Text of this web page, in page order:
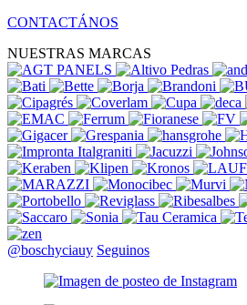
CONTACTÁNOS
NUESTRAS MARCAS
@boschyciauy Seguinos